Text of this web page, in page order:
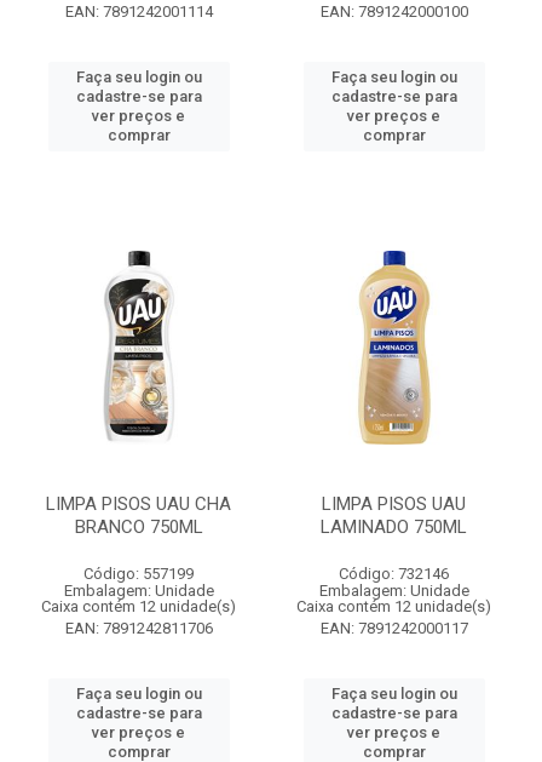
EAN: 7891242001114
Faça seu login ou
cadastre-se para
ver preços e
comprar
EAN: 7891242000100
Faça seu login ou
cadastre-se para
ver preços e
comprar
LIMPA PISOS UAU CHA
BRANCO 750ML
Código: 557199
Embalagem: Unidade
Caixa contém 12 unidade(s)
EAN: 7891242811706
Faça seu login ou
cadastre-se para
ver preços e
comprar
LIMPA PISOS UAU
LAMINADO 750ML
Código: 732146
Embalagem: Unidade
Caixa contém 12 unidade(s)
EAN: 7891242000117
Faça seu login ou
cadastre-se para
ver preços e
comprar